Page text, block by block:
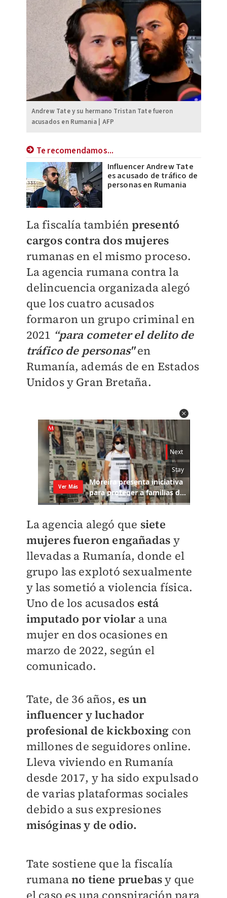
Andrew Tate y su hermano Tristan Tate fueron
acusados en Rumania | AFP
Te recomendamos...
Influencer Andrew Tate
es acusado de tráfico de
personas en Rumania
La fiscalía también presentó
cargos contra dos mujeres
rumanas en el mismo proceso.
La agencia rumana contra la
delincuencia organizada alegó
que los cuatro acusados
formaron un grupo criminal en
2021 “para cometer el delito de
tráfico de personas"en
Rumanía, además de en Estados
Unidos y Gran Bretaña.
La agencia alegó que siete
mujeres fueron engañadas y
llevadas a Rumanía, donde el
grupo las explotó sexualmente
y las sometió a violencia física.
Uno de los acusados está
imputado por violara una
mujer en dos ocasiones en
marzo de 2022, según el
comunicado.
Tate, de 36 años, es un
influencer y luchador
profesional de kickboxing con
millones de seguidores online.
Lleva viviendo en Rumanía
desde 2017, y ha sido expulsado
de varias plataformas sociales
debido a sus expresiones
misóginas y de odio.
Tate sostiene que la fiscalía
rumanano tiene pruebasy que